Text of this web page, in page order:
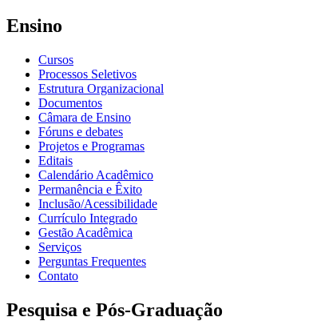
Ensino
Cursos
Processos Seletivos
Estrutura Organizacional
Documentos
Câmara de Ensino
Fóruns e debates
Projetos e Programas
Editais
Calendário Acadêmico
Permanência e Êxito
Inclusão/Acessibilidade
Currículo Integrado
Gestão Acadêmica
Serviços
Perguntas Frequentes
Contato
Pesquisa e Pós-Graduação